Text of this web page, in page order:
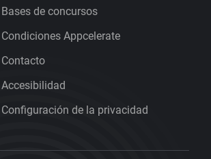
Bases de concursos
Condiciones Appcelerate
Contacto
Accesibilidad
Configuración de la privacidad